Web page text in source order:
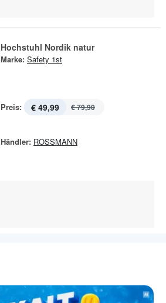
Hochstuhl Nordik natur
Marke: Safety 1st
Preis: € 49,99 € 79,90
Händler: ROSSMANN